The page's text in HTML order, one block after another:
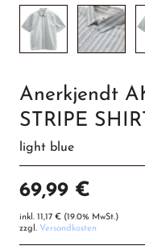
Anerkjendt
STRIPE
light blue
69,99 €
inkl. 11,17 € (19.0% MwSt.)
zzgl. Versandkosten